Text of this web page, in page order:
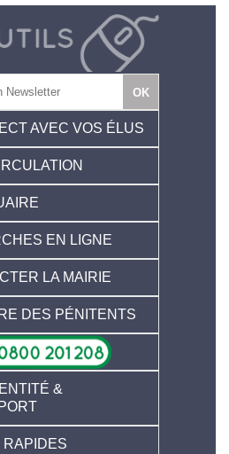
AVEC VOS ÉLUS
EN LIGNE
LA MAIRIE
DES PÉNITENTS
&